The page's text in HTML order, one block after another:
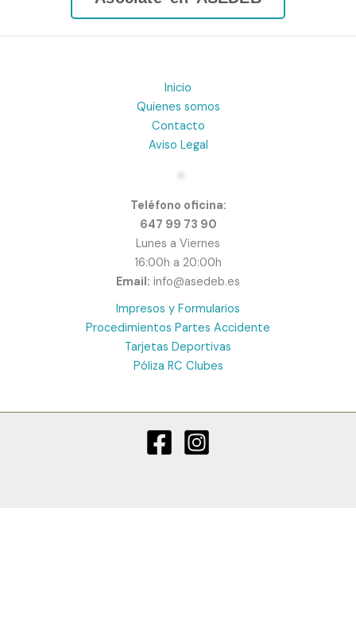
Inicio
Quienes somos
Contacto
Aviso Legal
Teléfono oficina:
647 99 73 90
Lunes a Viernes
16:00h a 20:00h
Email: info@asedeb.es
Impresos y Formularios
Procedimientos Partes Accidente
Tarjetas Deportivas
Póliza RC Clubes